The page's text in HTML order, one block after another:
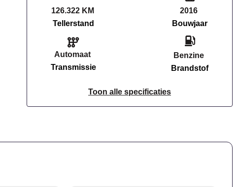
126.322 KM
Tellerstand
Automaat
Transmissie
2016
Bouwjaar
Benzine
Brandstof
Toon alle specificaties